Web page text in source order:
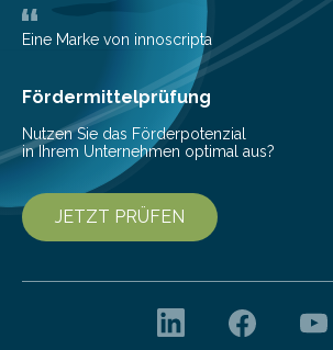
wurden im Fachmagazin JAMA
veröffentlicht. „Schlechter…
Eine Marke von innoscripta
Fördermittelprüfung
Nutzen Sie das Förderpotenzial
in Ihrem Unternehmen optimal aus?
JETZT PRÜFEN